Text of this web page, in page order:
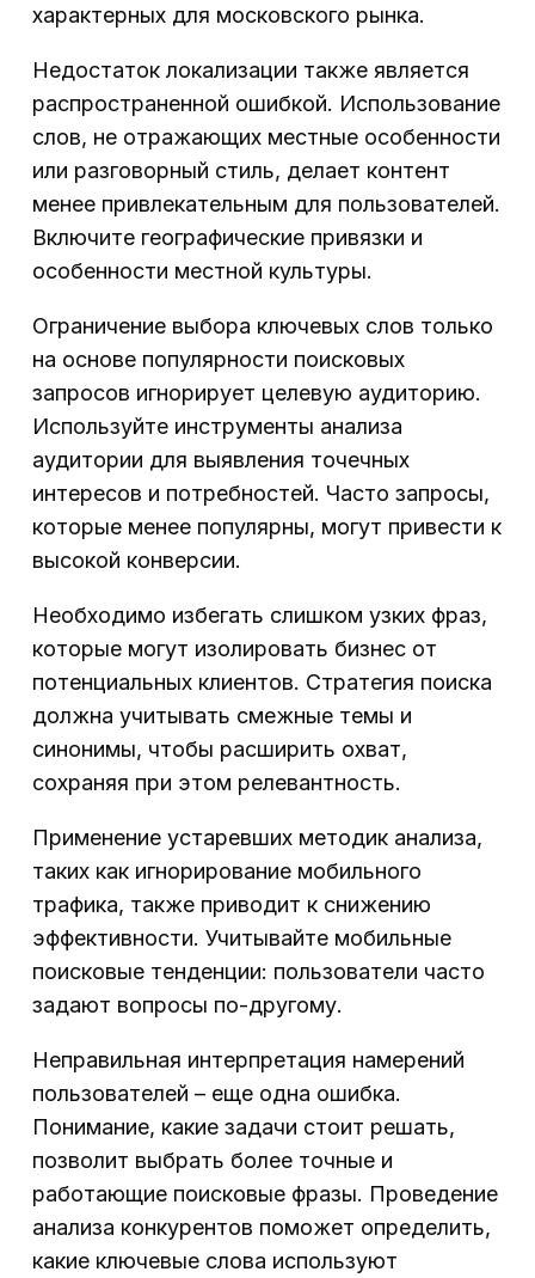
характерных для московского рынка.
Недостаток локализации также является
распространенной ошибкой. Использование
слов, не отражающих местные особенности
или разговорный стиль, делает контент
менее привлекательным для пользователей.
Включите географические привязки и
особенности местной культуры.
Ограничение выбора ключевых слов только
на основе популярности поисковых
запросов игнорирует целевую аудиторию.
Используйте инструменты анализа
аудитории для выявления точечных
интересов и потребностей. Часто запросы,
которые менее популярны, могут привести к
высокой конверсии.
Необходимо избегать слишком узких фраз,
которые могут изолировать бизнес от
потенциальных клиентов. Стратегия поиска
должна учитывать смежные темы и
синонимы, чтобы расширить охват,
сохраняя при этом релевантность.
Применение устаревших методик анализа,
таких как игнорирование мобильного
трафика, также приводит к снижению
эффективности. Учитывайте мобильные
поисковые тенденции: пользователи часто
задают вопросы по-другому.
Неправильная интерпретация намерений
пользователей – еще одна ошибка.
Понимание, какие задачи стоит решать,
позволит выбрать более точные и
работающие поисковые фразы. Проведение
анализа конкурентов поможет определить,
какие ключевые слова используют